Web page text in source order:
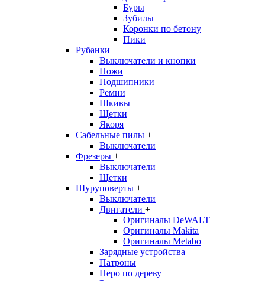
Буры
Зубилы
Коронки по бетону
Пики
Рубанки +
Выключатели и кнопки
Ножи
Подшипники
Ремни
Шкивы
Щетки
Якоря
Сабельные пилы +
Выключатели
Фрезеры +
Выключатели
Щетки
Шуруповерты +
Выключатели
Двигатели +
Оригиналы DeWALT
Оригиналы Makita
Оригиналы Metabo
Зарядные устройства
Патроны
Перо по дереву